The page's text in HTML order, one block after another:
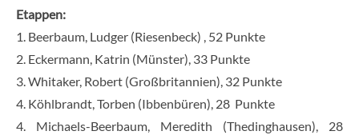
Etappen:
1. Beerbaum, Ludger (Riesenbeck) , 52 Punkte
2. Eckermann, Katrin (Münster), 33 Punkte
3. Whitaker, Robert (Großbritannien), 32 Punkte
4. Köhlbrandt, Torben (Ibbenbüren), 28 Punkte
4. Michaels-Beerbaum, Meredith (Thedinghausen), 28